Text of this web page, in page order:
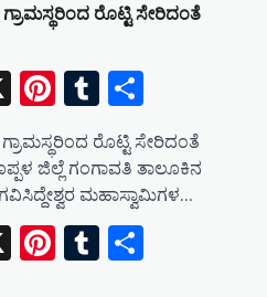
ರೊಟ್ಟಿ ಸೇರಿದಂತೆ
X Pinterest
Tumblr
ರೊಟ್ಟಿ ಸೇರಿದಂತೆ
ಜಿಲ್ಲೆ ಗಂಗಾವತಿ ತಾಲೂಕಿನ
ಮಹಾಸ್ವಾಮಿಗಳ…
X Pinterest
Tumblr